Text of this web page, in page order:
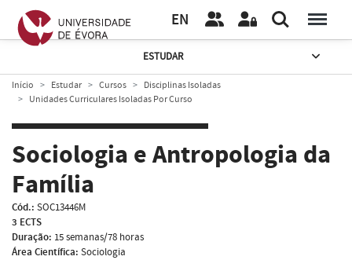
EN
ESTUDAR
Início Estudar Cursos
Disciplinas Isoladas
Unidades Curriculares Isoladas Por Curso
Sociologia e Antropologia da
Família
Cód.: SOC13446M
3 ECTS
Duração: 15 semanas/78 horas
Área Científica: Sociologia